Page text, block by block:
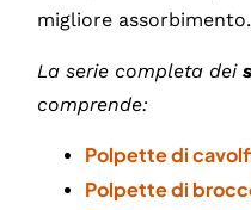
migliore assorbimento.
La serie completa dei
comprende:
Polpette di
Polpette di